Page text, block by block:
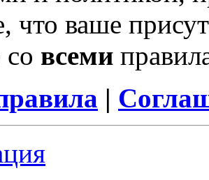
что ваше
со всеми
|